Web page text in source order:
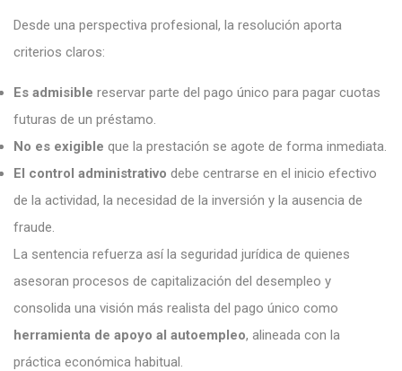
Desde una perspectiva profesional, la resolución aporta
criterios claros:
Es admisible reservar parte del pago único para pagar cuotas
futuras de un préstamo.
No es exigible que la prestación se agote de forma inmediata.
El control administrativo debe centrarse en el inicio efectivo
de la actividad, la necesidad de la inversión y la ausencia de
fraude.
La sentencia refuerza así la seguridad jurídica de quienes
asesoran procesos de capitalización del desempleo y
consolida una visión más realista del pago único como
herramienta de apoyo al autoempleo, alineada con la
práctica económica habitual.